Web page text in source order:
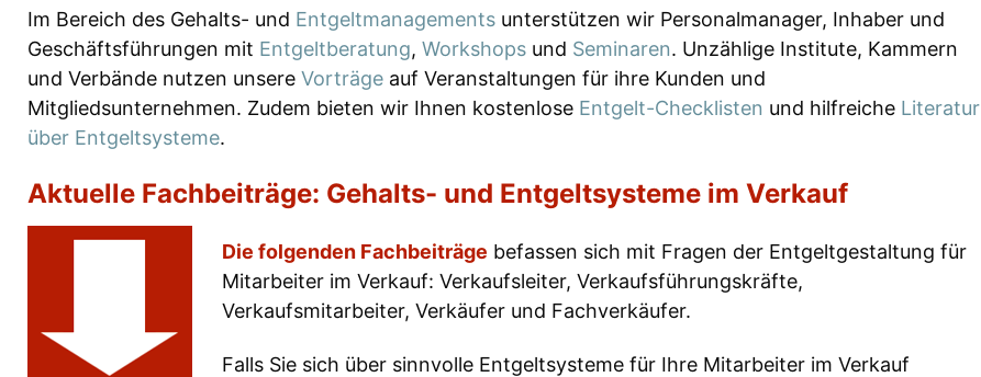
Im Bereich des Gehalts- und Entgeltmanagements unterstützen wir Personalmanager, Inhaber und
Geschäftsführungen mit Entgeltberatung, Workshops und Seminaren. Unzählige Institute, Kammern
und Verbände nutzen unsere Vorträge auf Veranstaltungen für ihre Kunden und
Mitgliedsunternehmen. Zudem bieten wir Ihnen kostenlose Entgelt-Checklisten und hilfreiche Literatur
über Entgeltsysteme.
Aktuelle Fachbeiträge: Gehalts- und Entgeltsysteme im Verkauf
Die folgenden Fachbeiträge befassen sich mit Fragen der Entgeltgestaltung für
Mitarbeiter im Verkauf: Verkaufsleiter, Verkaufsführungskräfte,
Verkaufsmitarbeiter, Verkäufer und Fachverkäufer.
Falls Sie sich über sinnvolle Entgeltsysteme für Ihre Mitarbeiter im Verkauf